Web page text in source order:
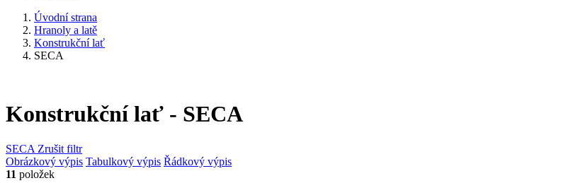
Úvodní strana
Hranoly a latě
Konstrukční lať
SECA
Konstrukční lať - SECA
SECA Zrušit filtr
Obrázkový výpis Tabulkový výpis Řádkový výpis
11 položek